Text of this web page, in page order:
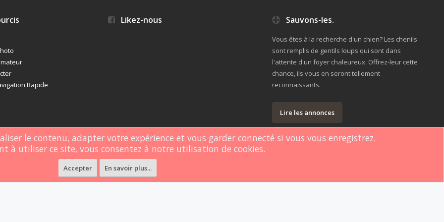
Rapide
Likez-nous Sauvons-les.
Vous êtes à la recherche d'un chien? Les chenils
sont remplis de gentils loups qui sont dans
l'attente d'un foyer chaleureux. Offrez-leur cette
chance, ils vous en seront tellement
reconnaissants.
Lire les annonces
Webdomain.com.
le contenu, adapter votre expérience et vous garder connecté si vous vous enregistrez.
à utiliser ce site, vous consentez à notre utilisation de cookies.
Accepter En savoir plus...